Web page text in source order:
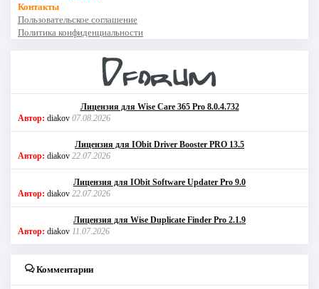
Контакты
Пользовательское соглашение
Политика конфиденциальности
Лицензия для Wise Care 365 Pro 8.0.4.732
Автор: diakov 07.08.2026
Лицензия для IObit Driver Booster PRO 13.5
Автор: diakov 22.07.2026
Лицензия для IObit Software Updater Pro 9.0
Автор: diakov 22.07.2026
Лицензия для Wise Duplicate Finder Pro 2.1.9
Автор: diakov 11.07.2026
Комментарии